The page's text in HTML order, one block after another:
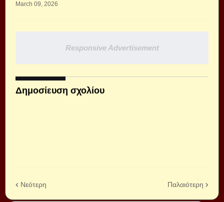
March 09, 2026
Responsive Advertisement
Δημοσίευση σχολίου
Νεότερη Παλαιότερη